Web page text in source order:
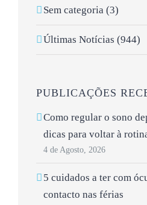
Sem categoria (3)
Últimas Notícias (944)
PUBLICAÇÕES
Como regular o sono
dicas para voltar à
4 de Agosto, 2026
5 cuidados a ter com
contacto nas férias